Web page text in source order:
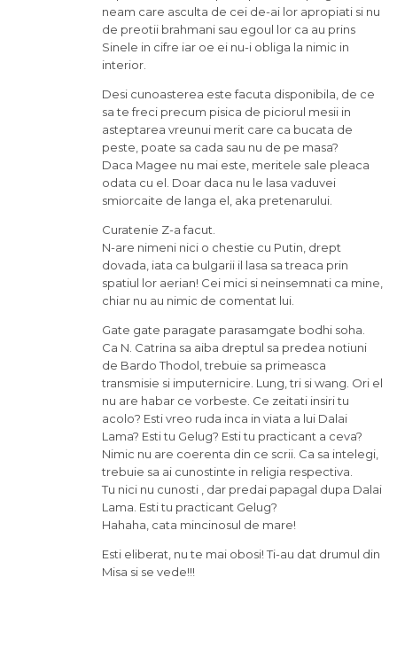
neam care asculta de cei de-ai lor apropiati si nu
de preotii brahmani sau egoul lor ca au prins
Sinele in cifre iar oe ei nu-i obliga la nimic in
interior.
Desi cunoasterea este facuta disponibila, de ce
sa te freci precum pisica de piciorul mesii in
asteptarea vreunui merit care ca bucata de
peste, poate sa cada sau nu de pe masa?
Daca Magee nu mai este, meritele sale pleaca
odata cu el. Doar daca nu le lasa vaduvei
smiorcaite de langa el, aka pretenarului.
Curatenie Z-a facut.
N-are nimeni nici o chestie cu Putin, drept
dovada, iata ca bulgarii il lasa sa treaca prin
spatiul lor aerian! Cei mici si neinsemnati ca mine,
chiar nu au nimic de comentat lui.
Gate gate paragate parasamgate bodhi soha.
Ca N. Catrina sa aiba dreptul sa predea notiuni
de Bardo Thodol, trebuie sa primeasca
transmisie si imputernicire. Lung, tri si wang. Ori el
nu are habar ce vorbeste. Ce zeitati insiri tu
acolo? Esti vreo ruda inca in viata a lui Dalai
Lama? Esti tu Gelug? Esti tu practicant a ceva?
Nimic nu are coerenta din ce scrii. Ca sa intelegi,
trebuie sa ai cunostinte in religia respectiva.
Tu nici nu cunosti , dar predai papagal dupa Dalai
Lama. Esti tu practicant Gelug?
Hahaha, cata mincinosul de mare!
Esti eliberat, nu te mai obosi! Ti-au dat drumul din
Misa si se vede!!!